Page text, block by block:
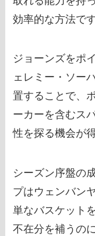
効率的な方法です
ジョーンズをポ
ェレミー・ソー
置することで、
ーカーを含むス
性を探る機会が
シーズン序盤の
プはウェンバン
単なバスケット
不在分を補うの